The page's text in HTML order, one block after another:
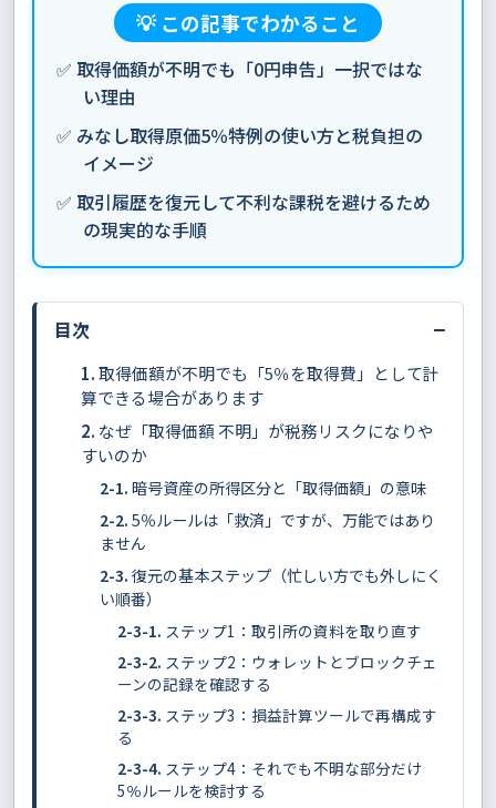
💡 この記事でわかること
✅ 取得価額が不明でも「0円申告」一択ではな
い理由
✅ みなし取得原価5％特例の使い方と税負担の
イメージ
✅ 取引履歴を復元して不利な課税を避けるため
の現実的な手順
目次 −
取得価額が不明でも「5％を取得費」として計
算できる場合があります
なぜ「取得価額 不明」が税務リスクになりや
すいのか
暗号資産の所得区分と「取得価額」の意味
5％ルールは「救済」ですが、万能ではあり
ません
復元の基本ステップ（忙しい方でも外しにく
い順番）
ステップ1：取引所の資料を取り直す
ステップ2：ウォレットとブロックチェ
ーンの記録を確認する
ステップ3：損益計算ツールで再構成す
る
ステップ4：それでも不明な部分だけ
5％ルールを検討する